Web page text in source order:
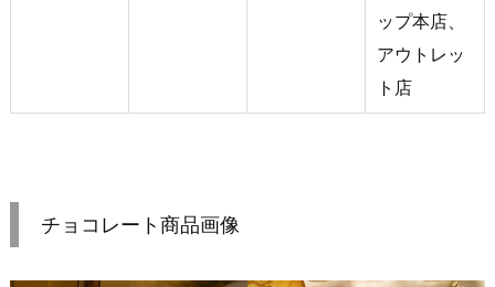
ップ本店、
アウトレッ
ト店
チョコレート商品画像